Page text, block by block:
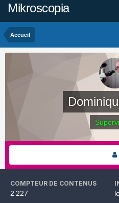
Mikroscopia
Accueil
COMPTEUR DE CONTENUS
2 227